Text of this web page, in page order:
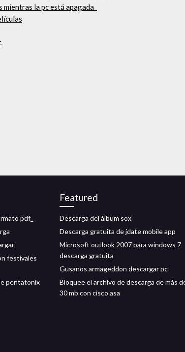
la pc está apagada_
pdf_
festivales
pentatonix
Featured
Descarga del álbum sox
Descarga gratuita de jdate mobile app
Microsoft outlook 2007 para windows 7
descarga gratuita
Gusanos armageddon descargar pc
Bloquee el archivo de descarga de más
30 mb con cisco asa